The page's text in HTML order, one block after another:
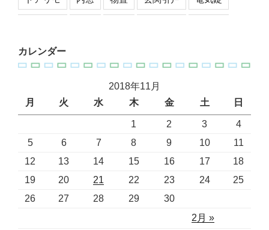
カレンダー
2018年11月
月
火 水 木 金 土 日
2月 »
1 2 3
4
5
6 7 8 9 10
11
12
13 14 15 16 17
18
19
20 21 22 23 24
25
26
27 28 29 30